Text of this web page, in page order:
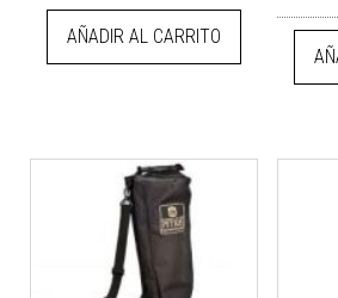
AÑADIR AL CARRITO